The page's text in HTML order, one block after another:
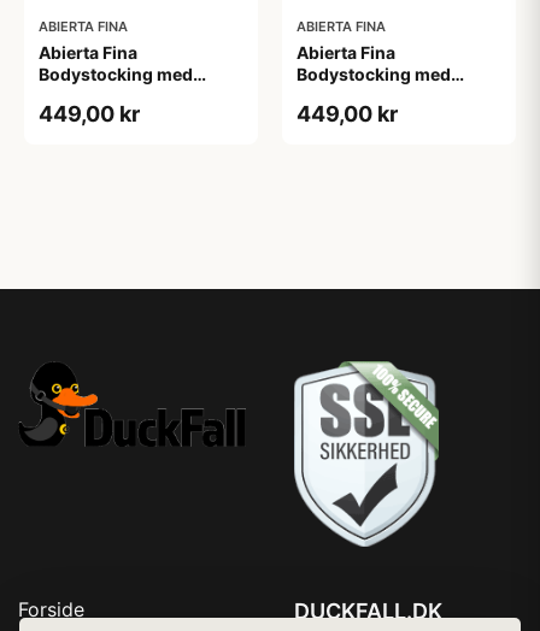
ABIERTA FINA
Abierta Fina
Bodystocking med
449,00 kr
ABIERTA FINA
Abierta Fina
Bodystocking med
449,00 kr
Forside
DUCKFALL.DK